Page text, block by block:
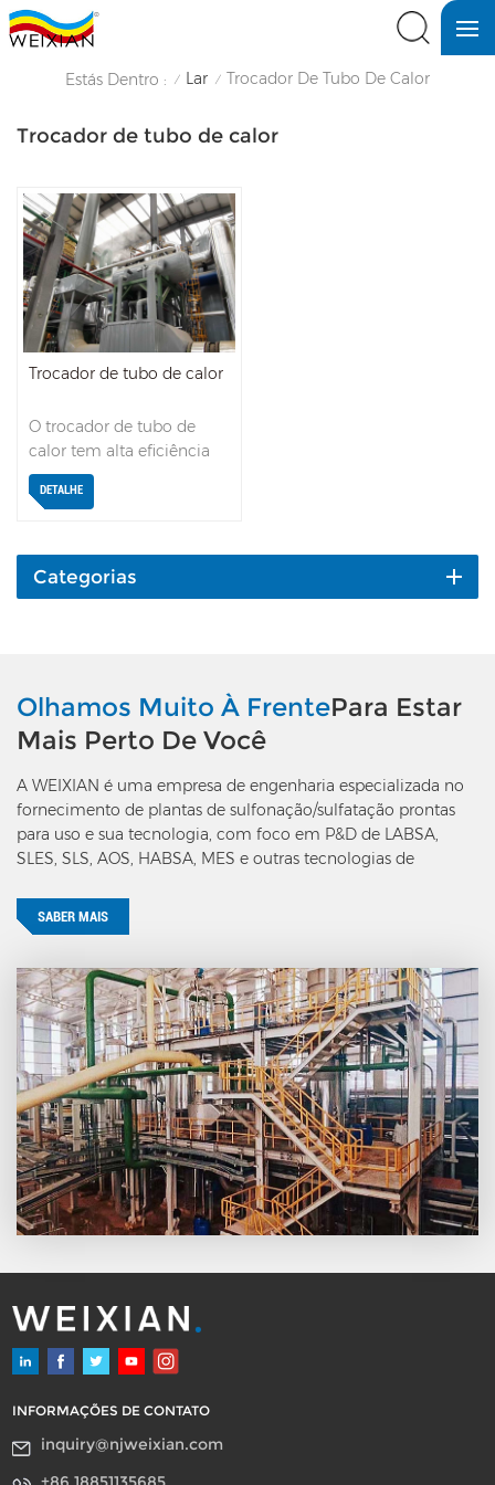
Estás Dentro : / Lar / Trocador De Tubo De Calor
Trocador de tubo de calor
Trocador de tubo de calor
O trocador de tubo de
calor tem alta eficiência
de transmissão de calor. O
equipamento também
resistência térmica ao
fluxo lateral. Sua estrutura
estruturas, e o dano de um
único (ou poucos) tubo de
calor não afetará o
equipamento nem afetará
a produção da planta. A
via navegável está fora da
chaminé, por isso não
substituição e revisão. A
vida útil do projeto é de 10
equipamento é utilizado
em combinação com o
pré-aquecedor de partida,
que produz vapor antes da
partida a frio, não sendo
necessário fornecimento
externo de vapor. A taxa
de recuperação: 100kg de
queima de enxofre gera
250kg de vapor. A
primeira/segunda etapa
de exaustão gera vapor; A
estágio produz água
quente com eficiência de
36,5%, 44,2% e 67,3%,
DETALHE
Categorias
Olhamos Muito À FrentePara Estar
Mais Perto De Você
A WEIXIAN é uma empresa de engenharia especializada no
fornecimento de plantas de sulfonação/sulfatação prontas
para uso e sua tecnologia, com foco em P&D de LABSA,
SLES, SLS, AOS, HABSA, MES e outras tecnologias de
SABER MAIS
INFORMAÇÕES DE CONTATO
inquiry@njweixian.com